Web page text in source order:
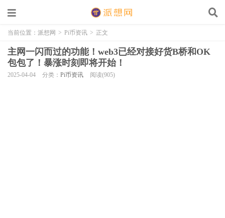
当前位置： 派想网 > Pi币资讯 > 正文
主网一闪而过的功能！web3已经对接好货B桥和OK
包包了！暴涨时刻即将开始！
2025-04-04 分类： Pi币资讯 阅读(905)